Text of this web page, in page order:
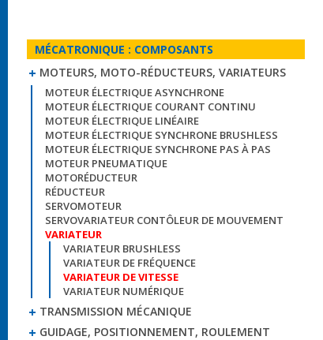
MÉCATRONIQUE : COMPOSANTS
MOTEURS, MOTO-RÉDUCTEURS, VARIATEURS
MOTEUR ÉLECTRIQUE ASYNCHRONE
MOTEUR ÉLECTRIQUE COURANT CONTINU
MOTEUR ÉLECTRIQUE LINÉAIRE
MOTEUR ÉLECTRIQUE SYNCHRONE BRUSHLESS
MOTEUR ÉLECTRIQUE SYNCHRONE PAS À PAS
MOTEUR PNEUMATIQUE
MOTORÉDUCTEUR
RÉDUCTEUR
SERVOMOTEUR
SERVOVARIATEUR CONTÔLEUR DE MOUVEMENT
VARIATEUR
VARIATEUR BRUSHLESS
VARIATEUR DE FRÉQUENCE
VARIATEUR DE VITESSE
VARIATEUR NUMÉRIQUE
TRANSMISSION MÉCANIQUE
GUIDAGE, POSITIONNEMENT, ROULEMENT